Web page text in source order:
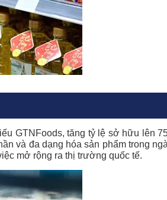
GTNFoods, tăng tỷ lệ sở hữu lên
và đa dạng hóa sản phẩm trong
mở rộng ra thị trường quốc tế.